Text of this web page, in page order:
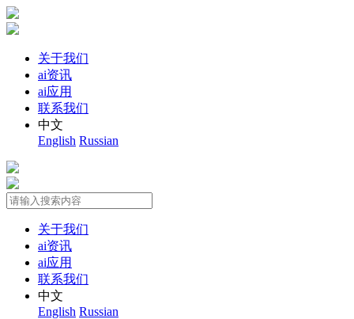
关于我们
ai资讯
ai应用
联系我们
中文
English Russian
关于我们
ai资讯
ai应用
联系我们
中文
English Russian